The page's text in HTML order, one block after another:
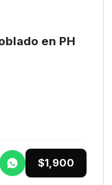
en PH
$1,900